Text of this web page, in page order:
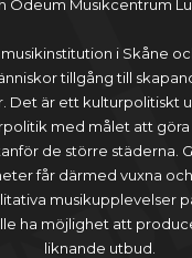
Odeum Musikcentrum
musikinstitution i Skåne
tillgång till
Det är ett kulturpolitiskt
med målet att
de större städerna.
får därmed vuxna
musikupplevelser
ha möjlighet att
liknande utbud.